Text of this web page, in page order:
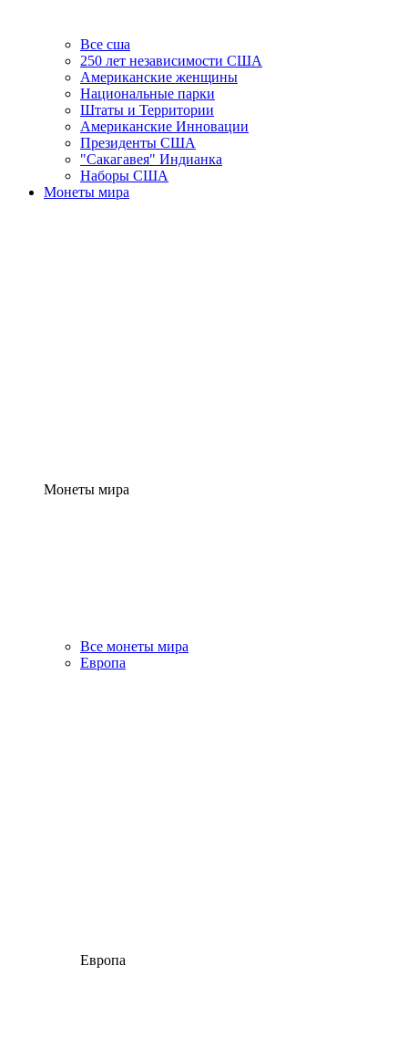
Все сша
250 лет независимости США
Американские женщины
Национальные парки
Штаты и Территории
Американские Инновации
Президенты США
"Сакагавея" Индианка
Наборы США
Монеты мира
Монеты мира
Все монеты мира
Европа
Европа